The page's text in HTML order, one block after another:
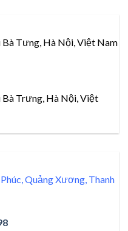
Bà Tưng, Hà Nội, Việt Nam
Trưng, Hà Nội, Việt
Quảng Xương, Thanh